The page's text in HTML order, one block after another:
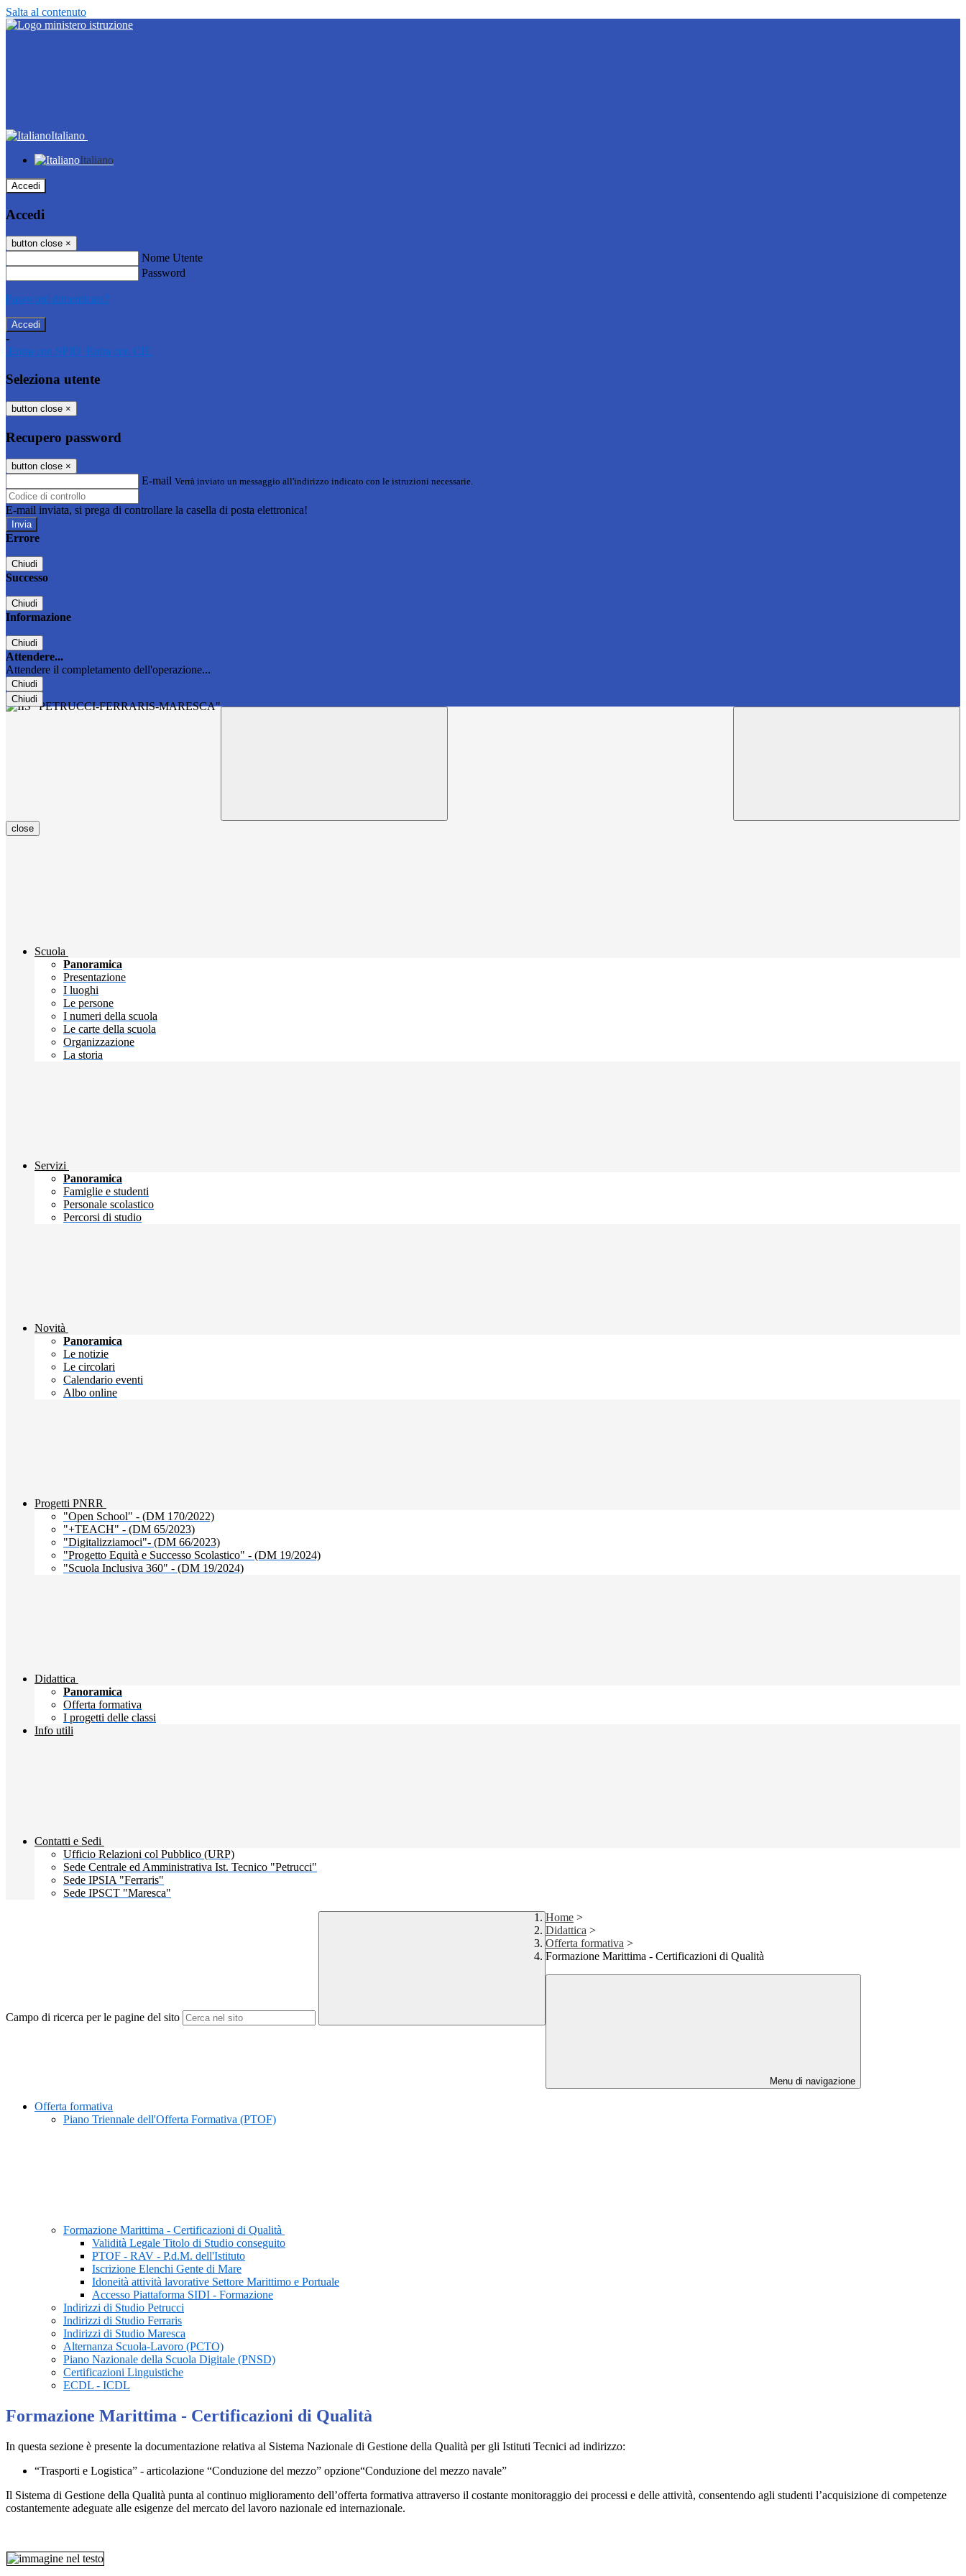
Salta al contenuto
Italiano
Italiano
Accedi
Accedi
button close ×
Nome Utente
Password
Password dimenticata?
-
Entra con SPID Entra con CIE
Seleziona utente
button close ×
Recupero password
button close ×
E-mail Verrà inviato un messaggio all'indirizzo indicato con le istruzioni necessarie.
E-mail inviata, si prega di controllare la casella di posta elettronica!
Errore
Chiudi
Successo
Chiudi
Informazione
Chiudi
Attendere...
Attendere il completamento dell'operazione...
Chiudi
Chiudi
close
Scuola
Panoramica
Presentazione
I luoghi
Le persone
I numeri della scuola
Le carte della scuola
Organizzazione
La storia
Servizi
Panoramica
Famiglie e studenti
Personale scolastico
Percorsi di studio
Novità
Panoramica
Le notizie
Le circolari
Calendario eventi
Albo online
Progetti PNRR
"Open School" - (DM 170/2022)
"+TEACH" - (DM 65/2023)
"Digitalizziamoci"- (DM 66/2023)
"Progetto Equità e Successo Scolastico" - (DM 19/2024)
"Scuola Inclusiva 360" - (DM 19/2024)
Didattica
Panoramica
Offerta formativa
I progetti delle classi
Info utili
Contatti e Sedi
Ufficio Relazioni col Pubblico (URP)
Sede Centrale ed Amministrativa Ist. Tecnico "Petrucci"
Sede IPSIA "Ferraris"
Sede IPSCT "Maresca"
Campo di ricerca per le pagine del sito
Home >
Didattica >
Offerta formativa >
Formazione Marittima - Certificazioni di Qualità
Menu di navigazione
Offerta formativa
Piano Triennale dell'Offerta Formativa (PTOF)
Formazione Marittima - Certificazioni di Qualità
Validità Legale Titolo di Studio conseguito
PTOF - RAV - P.d.M. dell'Istituto
Iscrizione Elenchi Gente di Mare
Idoneità attività lavorative Settore Marittimo e Portuale
Accesso Piattaforma SIDI - Formazione
Indirizzi di Studio Petrucci
Indirizzi di Studio Ferraris
Indirizzi di Studio Maresca
Alternanza Scuola-Lavoro (PCTO)
Piano Nazionale della Scuola Digitale (PNSD)
Certificazioni Linguistiche
ECDL - ICDL
Formazione Marittima - Certificazioni di Qualità
In questa sezione è presente la documentazione relativa al Sistema Nazionale di Gestione della Qualità per gli Istituti Tecnici ad indirizzo:
“Trasporti e Logistica” - articolazione “Conduzione del mezzo” opzione“Conduzione del mezzo navale”
Il Sistema di Gestione della Qualità punta al continuo miglioramento dell’offerta formativa attraverso il costante monitoraggio dei processi e delle attività, consentendo agli studenti l’acquisizione di competenze
costantemente adeguate alle esigenze del mercato del lavoro nazionale ed internazionale.